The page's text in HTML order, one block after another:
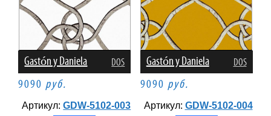
Gastón y Daniela DOS
9090 руб.
Артикул:GDW-5102-003
Gastón y Daniela DOS
9090 руб.
Артикул: GDW-5102-004